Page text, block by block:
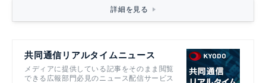
詳細を見る
共同通信リアルタイムニュース
メディアに提供している記事をそのまま閲覧
できる広報部門必見のニュース配信サービス